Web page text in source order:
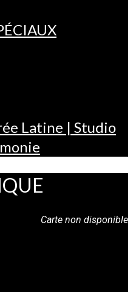
Latine | Studio
Carte non disponible